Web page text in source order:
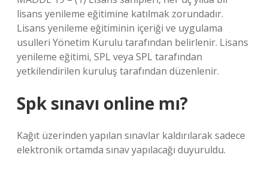
lisans yenileme eğitimine katılmak zorundadır.
Lisans yenileme eğitiminin içeriği ve uygulama
usulleri Yönetim Kurulu tarafından belirlenir. Lisans
yenileme eğitimi, SPL veya SPL tarafından
yetkilendirilen kuruluş tarafından düzenlenir.
Spk sınavı online mı?
Kağıt üzerinden yapılan sınavlar kaldırılarak sadece
elektronik ortamda sınav yapılacağı duyuruldu.